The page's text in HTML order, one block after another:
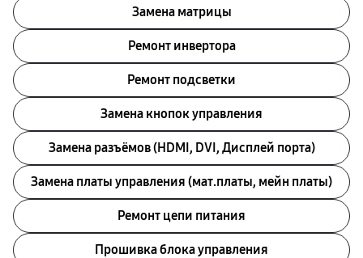
Замена матрицы
Ремонт инвертора
Ремонт подсветки
Замена кнопок управления
Замена разъёмов (HDMI, DVI, Дисплей порта)
Замена платы управления (мат.платы, мейн платы)
Ремонт цепи питания
Прошивка блока управления